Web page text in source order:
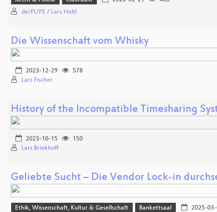
derPUPE / Lars Hohl
Die Wissenschaft vom Whisky
2023-12-29
578
Lars Fischer
History of the Incompatible Timesharing
2023-10-15
150
Lars Brinkhoff
Geliebte Sucht – Die Vendor Lock-in
Ethik, Wissenschaft, Kultur & Gesellschaft Bankettsaal
2025-